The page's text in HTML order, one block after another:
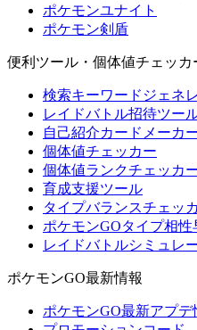
ポケモンユナイト
ポケモン剣盾
便利ツール・個体値チェッカ
検索キーワードジェネ
レイドバトル招待ツー
自己紹介カードメーカ
個体値チェッカー
個体値ランクチェッカ
育成支援ツール
タイプバランスチェッ
ポケモンGOタイプ相性
レイドバトルシミュレ
ポケモンGO最新情報
ポケモンGO最新アプデ